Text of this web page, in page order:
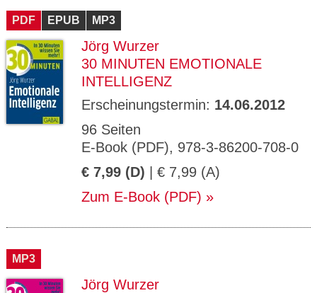
PDF EPUB MP3
Jörg Wurzer
30 MINUTEN EMOTIONALE
INTELLIGENZ
Erscheinungstermin: 14.06.2012
96 Seiten
E-Book (PDF), 978-3-86200-708-0
€ 7,99 (D) | € 7,99 (A)
Zum E-Book (PDF)
MP3
Jörg Wurzer